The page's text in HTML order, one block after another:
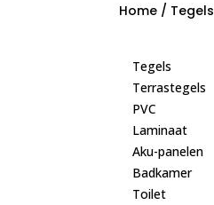
Home / Tegels
Tegels
Terrastegels
PVC
Laminaat
Aku-panelen
Badkamer
Toilet